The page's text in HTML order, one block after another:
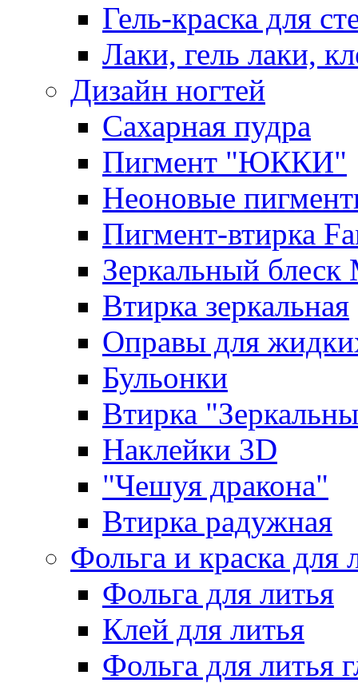
Гель-краска для
Лаки, гель лаки,
Дизайн ногтей
Сахарная пудра
Пигмент "ЮККИ"
Неоновые
Пигмент-втирка
Зеркальный блеск
Втирка зеркальная
Оправы для
Бульонки
Втирка
Наклейки 3D
"Чешуя дракона"
Втирка радужная
Фольга и краска для
Фольга для литья
Клей для литья
Фольга для литья